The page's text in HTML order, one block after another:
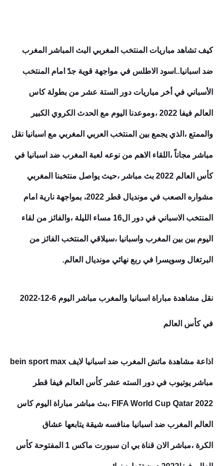
كيف تشاهد مباريات المنتخب المغربي البث المباشر المغرب
ضد اسبانيا..اسود الاطلس في مواجهة قوية جدً امام المنتخب
الأسباني في أخر مباريات دور الستة عشر من بطولة كاس
العالم فيفا 2022 ،وموعدنا اليوم مع الحدث الكروي الكبير
والممتع ،الذي يجمع بين المنتخب العربي المغربي مع اسبانيا نقل
مباشر مجاناً ،اللقاء الاهم من نوعه لعبة المغرب ضد اسبانيا في
كأس العالم 2022 بث مباشر ،حيث يواصل منتخبنا المغربي
مشواره الصعب في مونديال قطر 2022، بمواجهة نارية امام
المنتخب الاسباني في دور ال16 مساء الليلة ،والفائز من لقاء
اليوم بين بين المغرب و اسبانيا ،سيلاقي المنتخب الفائز من
البرتغال وسويسرا في ربع نهائي مونديال العالم.
نقل مشاهدة مباراة اسبانيا والمغرب مباشر اليوم 6-12-2022
في كأس العالم
اذاعة مشاهدة ماتش المغرب ضد اسبانيا لايف bein sport max
مباشر يوتيوب في دور السته عشر كأس العالم فيفا قطر
2022 ،بث مباشر مباراة اليوم كاس
العالم المغرب ضد اسبانيا منافسه شيقة يتابعها عشاق
الكرة ، مباشر الان قناة بي ان سبورت ماكس 1 المفتوحة كأس